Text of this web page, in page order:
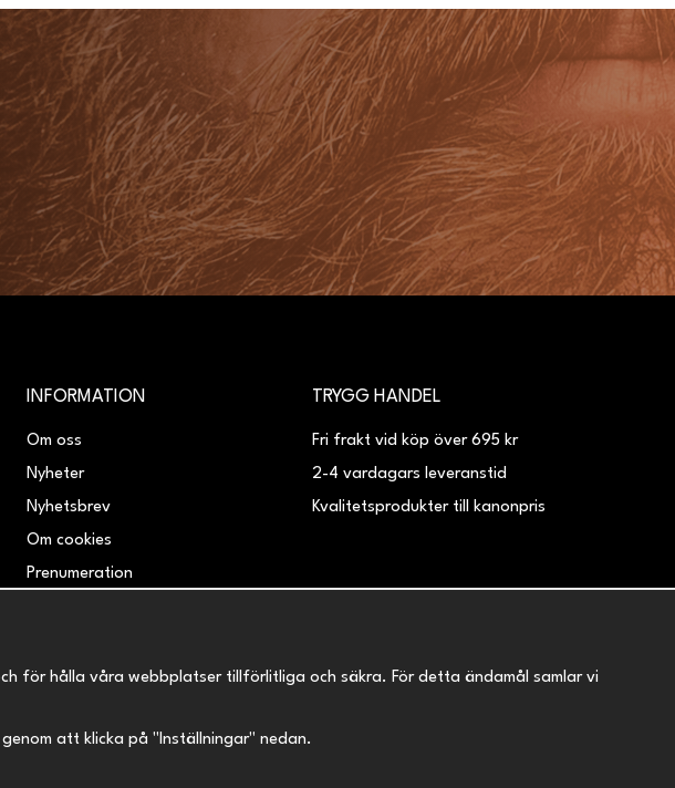
INFORMATION
Om oss
Nyheter
Nyhetsbrev
Om cookies
Prenumeration
TRYGG HANDEL
Fri frakt vid köp över 695 kr
2-4 vardagars leveranstid
Kvalitetsprodukter till kanonpris
för hålla våra webbplatser tillförlitliga och säkra. För detta ändamål samlar vi
att klicka på "Inställningar" nedan.